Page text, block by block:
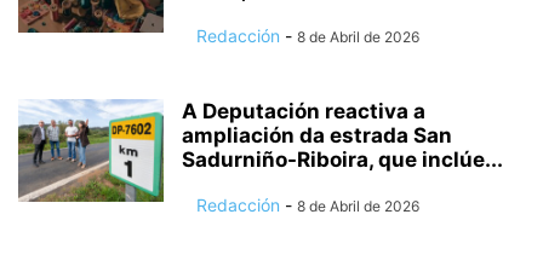
Redacción - 8 de Abril de 2026
A Deputación reactiva a
ampliación da estrada San
Sadurniño-Riboira, que inclúe...
Redacción - 8 de Abril de 2026